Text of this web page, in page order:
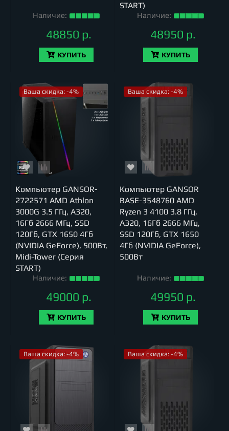
Наличие:
48850 р.
КУПИТЬ
START)
Наличие:
48950 р.
КУПИТЬ
Ваша скидка: -4%
Компьютер GANSOR-
2722571 AMD Athlon
3000G 3.5 ГГц, A320,
16Гб 2666 МГц, SSD
120Гб, GTX 1650 4Гб
(NVIDIA GeForce), 500Вт,
Midi-Tower (Серия
START)
Наличие:
49000 р.
КУПИТЬ
Ваша скидка: -4%
Компьютер GANSOR
BASE-3548760 AMD
Ryzen 3 4100 3.8 ГГц,
A320, 16Гб 2666 МГц,
SSD 120Гб, GTX 1650
4Гб (NVIDIA GeForce),
500Вт
Наличие:
49950 р.
КУПИТЬ
Ваша скидка: -4% Ваша скидка: -4%